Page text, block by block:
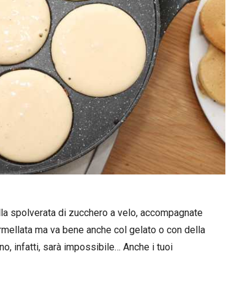
spolverata di zucchero a velo, accompagnate
ma va bene anche col gelato o con della
infatti, sarà impossibile… Anche i tuoi